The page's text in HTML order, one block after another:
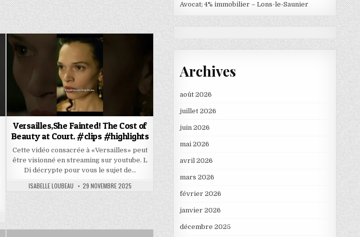
Versailles,She Fainted! The Cost of
Beauty at Court. #clips #highlights
Cette vidéo consacrée à «Versailles» peut
être visionné en streaming sur youtube. L
Di décrypte pour vous le sujet de…
AUTHOR:
ISABELLE LOUBEAU PUBLISHED
DATE:
29 NOVEMBRE 2025
Avocat; 4% immobilier – Lons-le-Saunier
Archives
août 2026
juillet 2026
juin 2026
mai 2026
avril 2026
mars 2026
février 2026
janvier 2026
décembre 2025